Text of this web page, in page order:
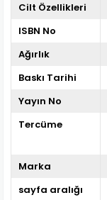
Cilt Özellikleri
ISBN No
Ağırlık
Baskı Tarihi
Yayın No
Tercüme
Marka
sayfa aralığı